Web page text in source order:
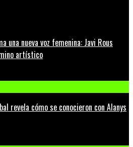
una nueva voz femenina: Javi Rous
artístico
revela cómo se conocieron con Alanys